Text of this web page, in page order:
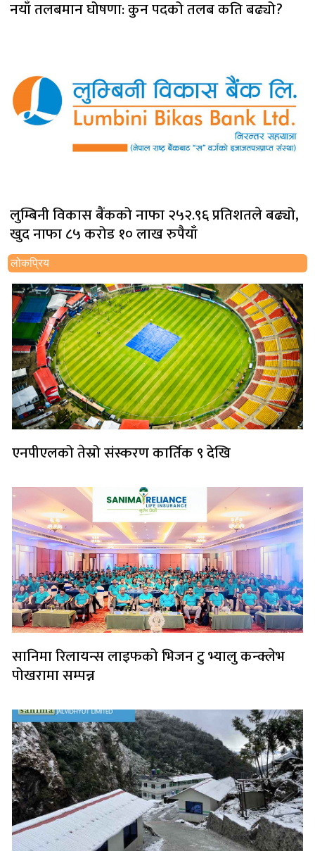
नयाँ तलबमान घोषणा: कुन पदको तलब कति बढ्यो?
लुम्बिनी विकास बैंकको नाफा २५२.९६ प्रतिशतले बढ्यो,
खुद नाफा ८५ करोड १० लाख रुपैयाँ
लोकप्रिय
एनपीएलको तेस्रो संस्करण कार्तिक ९ देखि
सानिमा रिलायन्स लाइफको भिजन टु भ्यालु कन्क्लेभ
पोखरामा सम्पन्न